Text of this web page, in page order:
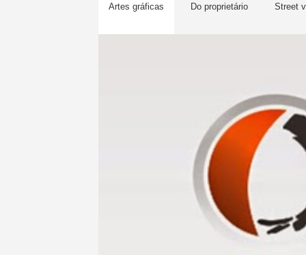
Artes gráficas Do proprietário Street